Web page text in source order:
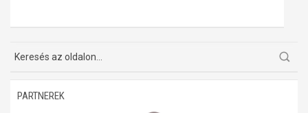
PARTNEREK